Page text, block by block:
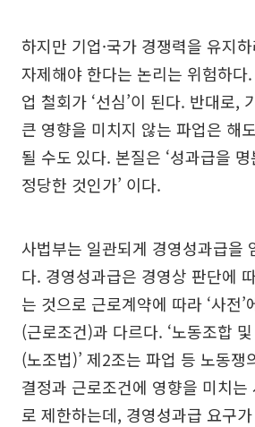
하지만 기업·국가 경쟁력을 유지
자제해야 한다는 논리는 위험하
업 철회가 ‘선심’이 된다. 반대로,
큰 영향을 미치지 않는 파업은 해
될 수도 있다. 본질은 ‘성과급을
정당한 것인가’ 이다.
사법부는 일관되게 경영성과급을
다. 경영성과급은 경영상 판단에
는 것으로 근로계약에 따라 ‘사전’
(근로조건)과 다르다. ‘노동조합
(노조법)’ 제2조는 파업 등 노동쟁
결정과 근로조건에 영향을 미치는
로 제한하는데, 경영성과급 요구